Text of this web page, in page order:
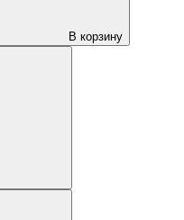
В корзину